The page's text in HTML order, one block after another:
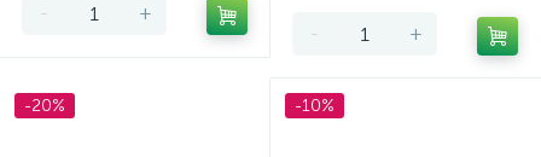
- +
- +
-20% -10%